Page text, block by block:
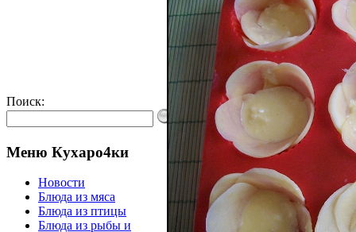
Поиск:
Меню Кухаро4ки
Новости
Блюда из мяса
Блюда из птицы
Блюда из рыбы и